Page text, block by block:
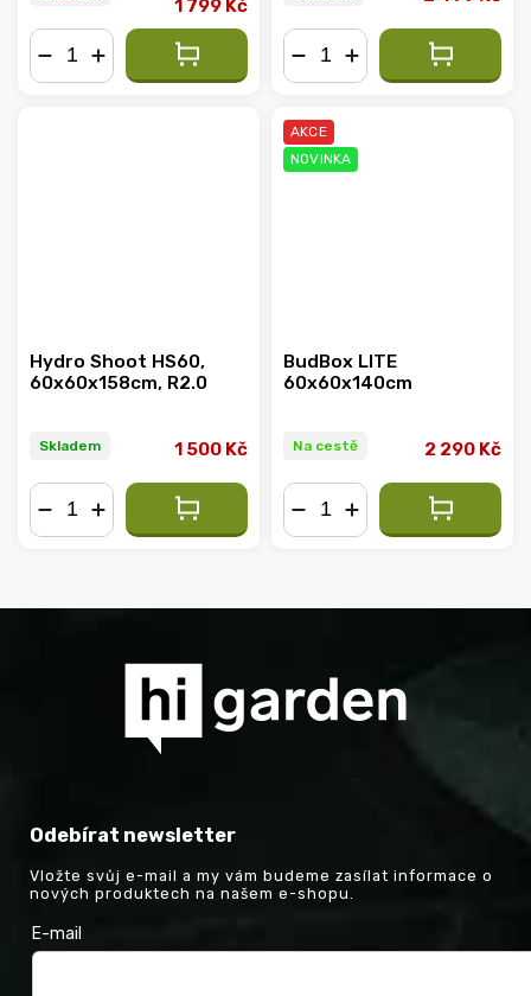
1 799 Kč
Hydro Shoot HS60,
60x60x158cm, R2.0
Skladem 1 500 Kč
AKCE
NOVINKA
BudBox LITE
60x60x140cm
Na cestě 2 290 Kč
Odebírat newsletter
Vložte svůj e-mail a my vám budeme zasílat informace o
nových produktech na našem e-shopu.
E-mail